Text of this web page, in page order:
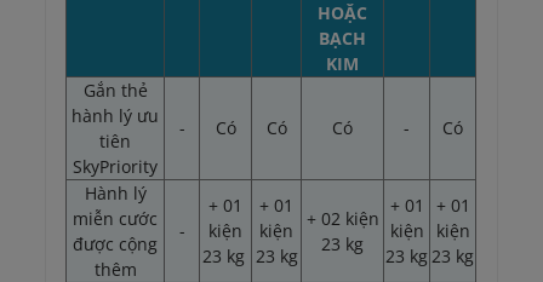
HOẶC
BẠCH
KIM
Gắn thẻ
hành lý ưu
tiên
SkyPriority
- Có Có Có - Có
Hành lý
miễn cước
được cộng
thêm
-
+ 01
kiện
23 kg
+ 01
kiện
23 kg
+ 02 kiện
23 kg
+ 01
kiện
23 kg
+ 01
kiện
23 kg